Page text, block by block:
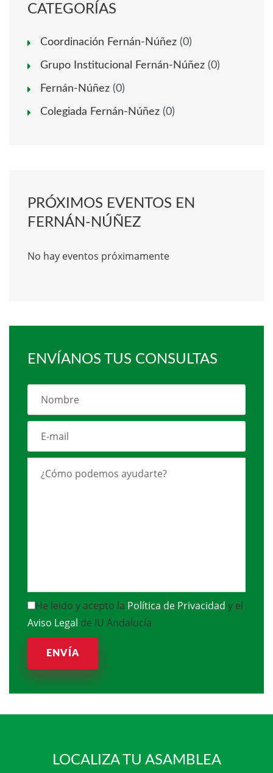
CATEGORÍAS
Coordinación Fernán-Núñez (0)
Grupo Institucional Fernán-Núñez (0)
Fernán-Núñez (0)
Colegiada Fernán-Núñez (0)
PRÓXIMOS EVENTOS EN
FERNÁN-NÚÑEZ
No hay eventos próximamente
ENVÍANOS TUS CONSULTAS
He leido y acepto la Política de Privacidad y el
Aviso Legal de IU Andalucía
ENVÍA
LOCALIZA TU ASAMBLEA